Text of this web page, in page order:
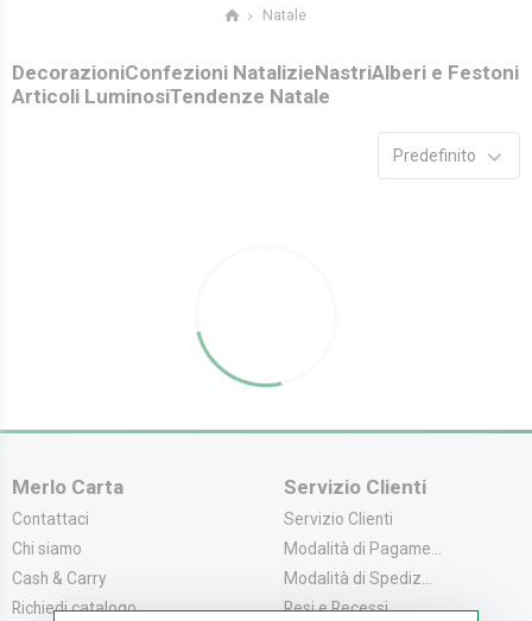
Natale
DecorazioniConfezioni NatalizieNastriAlberi e Festoni
Articoli LuminosiTendenze Natale
Predefinito
Merlo Carta
Contattaci
Chi siamo
Cash & Carry
Richiedi catalogo
Servizio Clienti
Servizio Clienti
Modalità di Pagame...
Modalità di Spediz...
Resi e Recessi